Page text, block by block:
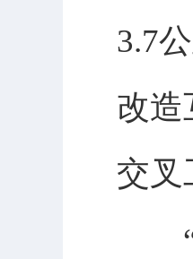
3.7
改造
交叉
“